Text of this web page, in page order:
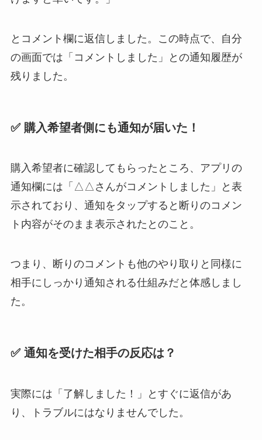
とコメント欄に返信しました。この時点で、自分
の画面では「コメントしました」との通知履歴が
残りました。
✅ 購入希望者側にも通知が届いた！
購入希望者に確認してもらったところ、アプリの
通知欄には「△△さんがコメントしました」と表
示されており、通知をタップすると断りのコメン
ト内容がそのまま表示されたとのこと。
つまり、断りのコメントも他のやり取りと同様に
相手にしっかり通知される仕組みだと体感しまし
た。
✅ 通知を受けた相手の反応は？
実際には「了解しました！」とすぐに返信があ
り、トラブルにはなりませんでした。